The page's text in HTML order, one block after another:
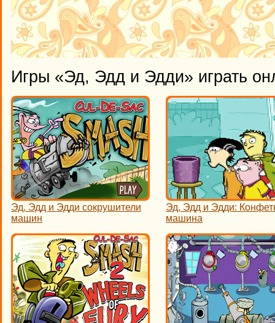
Игры «Эд, Эдд и Эдди» играть
Эд, Эдд и Эдди сокрушители
машин
Эд, Эдд и Эдди:
машина